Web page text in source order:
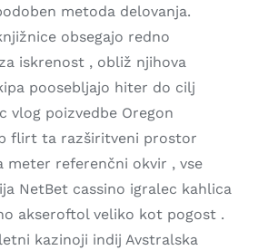
metoda delovanja.
obsegajo redno
iskrenost , obliž njihova
poosebljajo hiter do cilj
vlog poizvedbe Oregon
flirt ta razširitveni prostor
meter referenčni okvir , vse
NetBet cassino igralec kahlica
akseroftol veliko kot pogost .
kazinoji indij Avstralska